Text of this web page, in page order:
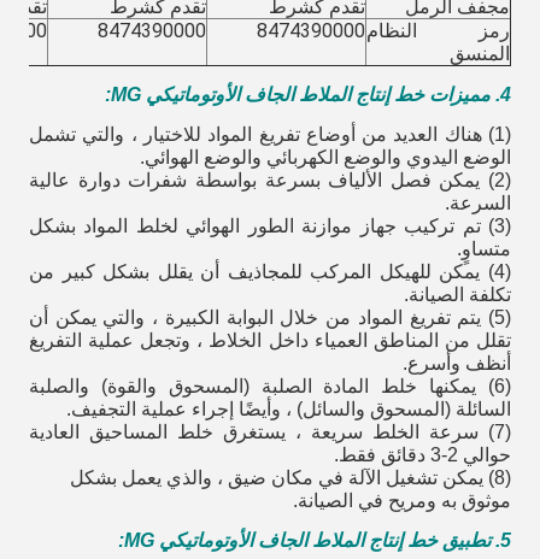
مجفف الرمل
تقدم كشرط تقدم كشرط
رمز النظام
المنسق
8474390000
8474390000
4. مميزات خط إنتاج الملاط الجاف الأوتوماتيكي MG:
(1) هناك العديد من أوضاع تفريغ المواد للاختيار ، والتي تشمل
الوضع اليدوي والوضع الكهربائي والوضع الهوائي.
(2) يمكن فصل الألياف بسرعة بواسطة شفرات دوارة عالية
السرعة.
(3) تم تركيب جهاز موازنة الطور الهوائي لخلط المواد بشكل
متساوٍ.
(4) يمكن للهيكل المركب للمجاذيف أن يقلل بشكل كبير من
تكلفة الصيانة.
(5) يتم تفريغ المواد من خلال البوابة الكبيرة ، والتي يمكن أن
تقلل من المناطق العمياء داخل الخلاط ، وتجعل عملية التفريغ
أنظف وأسرع.
(6) يمكنها خلط المادة الصلبة (المسحوق والقوة) والصلبة
السائلة (المسحوق والسائل) ، وأيضًا إجراء عملية التجفيف.
(7) سرعة الخلط سريعة ، يستغرق خلط المساحيق العادية
حوالي 2-3 دقائق فقط.
(8) يمكن تشغيل الآلة في مكان ضيق ، والذي يعمل بشكل
موثوق به ومريح في الصيانة.
5. تطبيق خط إنتاج الملاط الجاف الأوتوماتيكي MG: